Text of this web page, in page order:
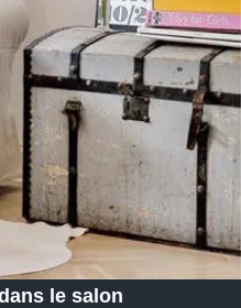
le salon